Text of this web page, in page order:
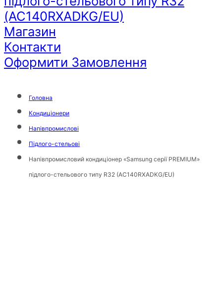
(AC140RXADKG/EU)
Магазин
Контакти
Оформити Замовлення
Головна
Кондиціонери
Напівпромислові
Підлого-стельові
Напівпромисловий кондиціонер «Samsung серії PREMIUM»
пiдлого-стельового типу R32 (AC140RXADKG/EU)